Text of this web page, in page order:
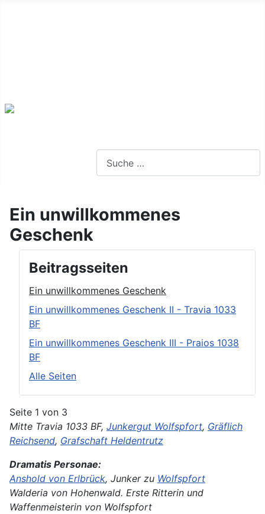
Ein unwillkommenes
Geschenk
Beitragsseiten
Ein unwillkommenes Geschenk
Ein unwillkommenes Geschenk II - Travia 1033
BF
Ein unwillkommenes Geschenk III - Praios 1038
BF
Alle Seiten
Seite 1 von 3
Mitte Travia 1033 BF, Junkergut Wolfspfort, Gräflich
Reichsend, Grafschaft Heldentrutz
Dramatis Personae:
Anshold von Erlbrück, Junker zu Wolfspfort
Walderia von Hohenwald. Erste Ritterin und
Waffenmeisterin von Wolfspfort